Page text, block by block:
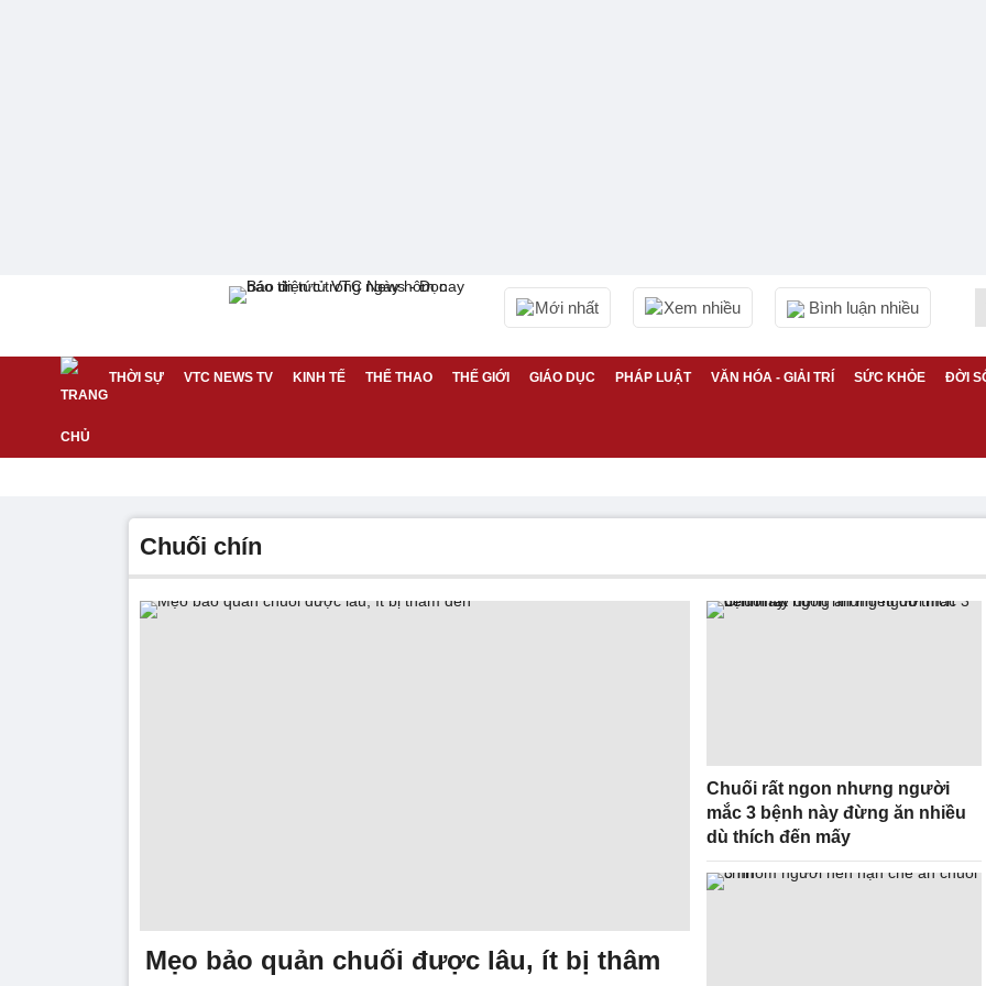
Mới nhất Xem nhiều Bình luận nhiều
THỜI SỰ VTC NEWS TV KINH TẾ THỂ THAO THẾ GIỚI GIÁO DỤC PHÁP LUẬT VĂN HÓA - GIẢI TRÍ SỨC KHỎE ĐỜI
chuối chín
Mẹo bảo quản chuối được lâu, ít bị thâm
Chuối rất ngon nhưng người
mắc 3 bệnh này đừng ăn nhiều
dù thích đến mấy